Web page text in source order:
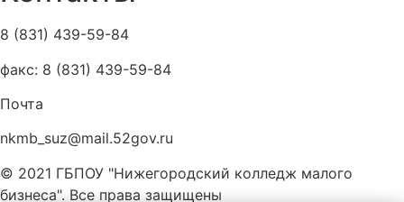
8 (831) 439-59-84
факс: 8 (831) 439-59-84
Почта
nkmb_suz@mail.52gov.ru
© 2021 ГБПОУ "Нижегородский колледж малого
бизнеса". Все права защищены